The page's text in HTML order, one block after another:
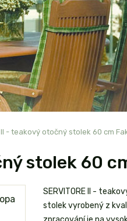
II - teakový otočný stolek 60 cm
stolek 60
SERVITORE II -
stolek vyrobený z